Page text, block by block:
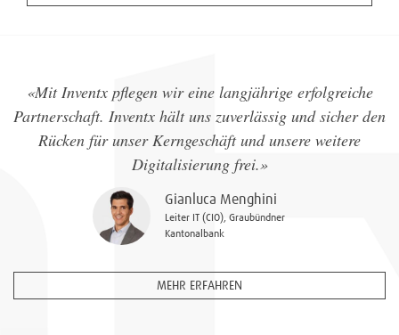
«Mit Inventx pflegen wir eine langjährige erfolgreiche
Partnerschaft. Inventx hält uns zuverlässig und sicher den
Rücken für unser Kerngeschäft und unsere weitere
Digitalisierung frei.»
Gianluca Menghini
Leiter IT (CIO), Graubündner
Kantonalbank
MEHR ERFAHREN